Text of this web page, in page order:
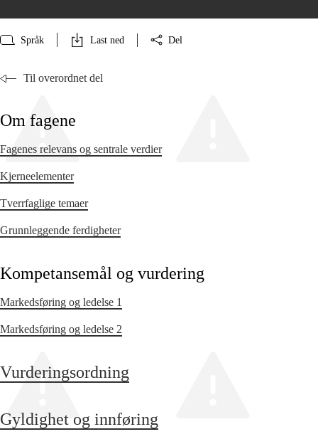
Språk Last ned Del
Til overordnet del
Om fagene
Fagenes relevans og sentrale verdier
Kjerneelementer
Tverrfaglige temaer
Grunnleggende ferdigheter
Kompetansemål og vurdering
Markedsføring og ledelse 1
Markedsføring og ledelse 2
Vurderingsordning
Gyldighet og innføring